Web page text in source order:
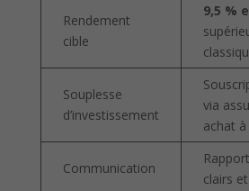
Rendement
cible
9,5 %
Souplesse
d’investissement
via
achat
Communication
clairs